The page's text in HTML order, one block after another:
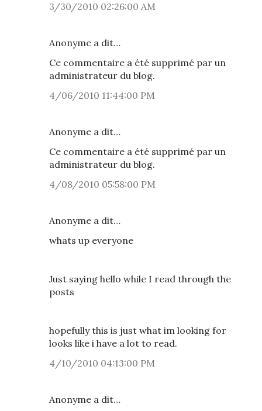
3/30/2010 02:26:00 AM
Anonyme a dit…
Ce commentaire a été supprimé par un
administrateur du blog.
4/06/2010 11:44:00 PM
Anonyme a dit…
Ce commentaire a été supprimé par un
administrateur du blog.
4/08/2010 05:58:00 PM
Anonyme a dit…
whats up everyone
Just saying hello while I read through the
posts
hopefully this is just what im looking for
looks like i have a lot to read.
4/10/2010 04:13:00 PM
Anonyme a dit…